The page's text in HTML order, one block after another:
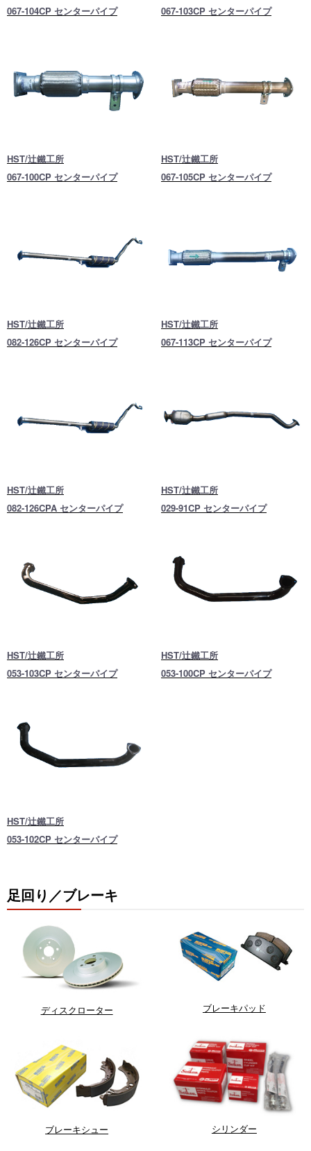
067-104CP センターパイプ
067-103CP センターパイプ
HST/辻鐵工所
067-100CP センターパイプ
HST/辻鐵工所
067-105CP センターパイプ
HST/辻鐵工所
082-126CP センターパイプ
HST/辻鐵工所
067-113CP センターパイプ
HST/辻鐵工所
082-126CPA センターパイプ
HST/辻鐵工所
029-91CP センターパイプ
HST/辻鐵工所
053-103CP センターパイプ
HST/辻鐵工所
053-100CP センターパイプ
HST/辻鐵工所
053-102CP センターパイプ
足回り／ブレーキ
ディスクローター ブレーキパッド
ブレーキシュー シリンダー